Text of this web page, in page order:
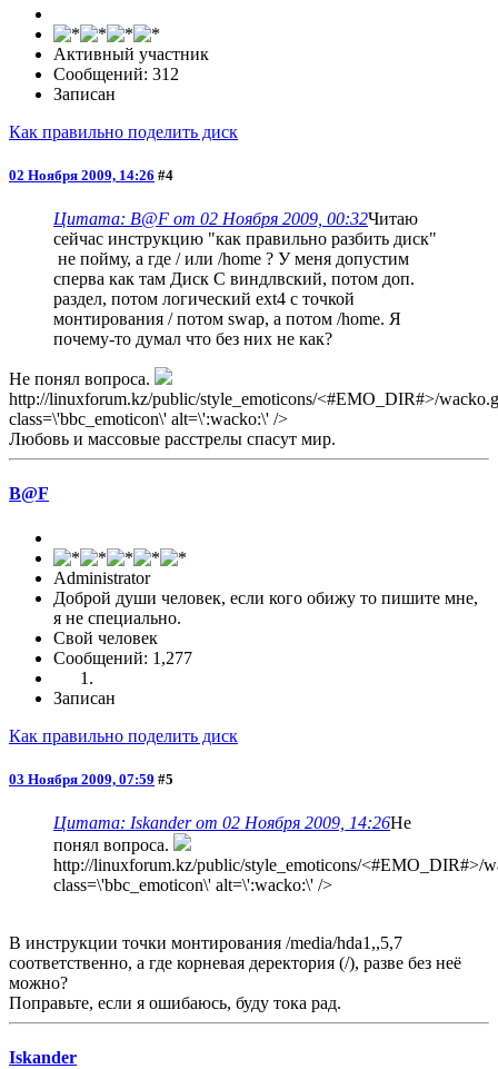
Активный участник
Сообщений: 312
Записан
Как правильно поделить диск
02 Ноября 2009, 14:26 #4
Цитата: B@F от 02 Ноября 2009, 00:32Читаю
сейчас инструкцию "как правильно разбить диск"
не пойму, а где / или /home ? У меня допустим
сперва как там Диск С виндлвский, потом доп.
раздел, потом логический ext4 с точкой
монтирования / потом swap, а потом /home. Я
почему-то думал что без них не как?
Не понял вопроса.
http://linuxforum.kz/public/style_emoticons/<#EMO_DIR#>/
class=\'bbc_emoticon\' alt=\':wacko:\' />
Любовь и массовые расстрелы спасут мир.
B@F
Administrator
Доброй души человек, если кого обижу то пишите мне,
я не специально.
Свой человек
Сообщений: 1,277
Записан
Как правильно поделить диск
03 Ноября 2009, 07:59 #5
Цитата: Iskander от 02 Ноября 2009, 14:26Не
понял вопроса.
http://linuxforum.kz/public/style_emoticons/<#EMO_DIR#>/
class=\'bbc_emoticon\' alt=\':wacko:\' />
В инструкции точки монтирования /media/hda1,,5,7
соответственно, а где корневая деректория (/), разве без неё
можно?
Поправьте, если я ошибаюсь, буду тока рад.
Iskander